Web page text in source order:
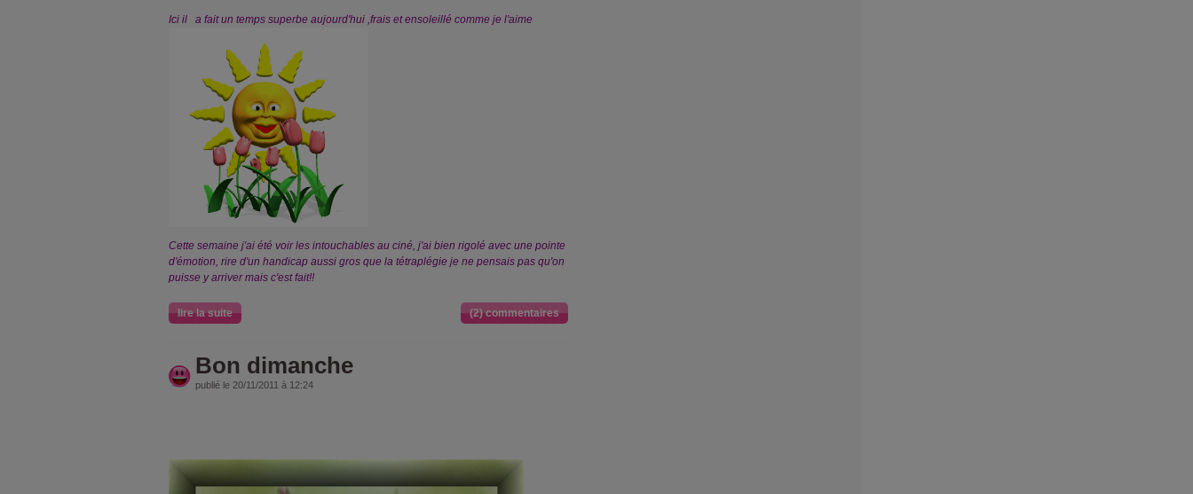
Ici il a fait un temps superbe aujourd'hui ,frais et ensoleillé comme je l'aime
Cette semaine j'ai été voir les intouchables au ciné, j'ai bien rigolé avec une pointe
d'émotion, rire d'un handicap aussi gros que la tétraplégie je ne pensais pas qu'on
puisse y arriver mais c'est fait!!
lire la suite (2) commentaires
Bon dimanche
publié le 20/11/2011 à 12:24